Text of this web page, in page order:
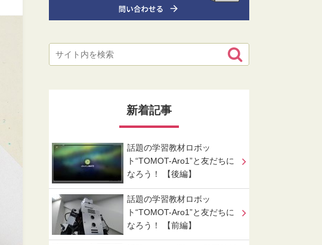
新着記事
話題の学習教材ロボッ
ト“TOMOT-Aro1”と友だちに
なろう！ 【後編】
話題の学習教材ロボッ
ト“TOMOT-Aro1”と友だちに
なろう！ 【前編】